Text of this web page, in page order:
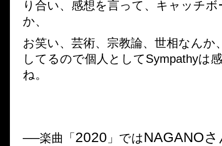
り合い、感想を言って、キャッチ
か、
お笑い、芸術、宗教論、世相なんか
してるので個人としてSympathyは
ね。
──楽曲「 2020 」ではNAGANO